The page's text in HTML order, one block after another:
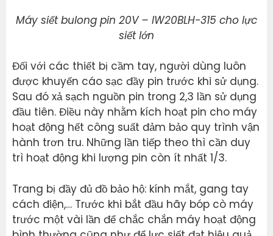
Máy siết bulong pin 20V – IW20BLH-315 cho lực
siết lớn
Đối với các thiết bị cầm tay, người dùng luôn
được khuyến cáo sạc đầy pin trước khi sử dụng.
Sau đó xả sạch nguồn pin trong 2,3 lần sử dụng
đầu tiên. Điều này nhằm kích hoạt pin cho máy
hoạt động hết công suất đảm bảo quy trình vận
hành trơn tru. Những lần tiếp theo thì cần duy
trì hoạt động khi lượng pin còn ít nhất 1/3.
Trang bị đầy đủ đồ bảo hộ: kính mắt, gang tay
cách điện,… Trước khi bắt đầu hãy bóp cò máy
trước một vài lần để chắc chắn máy hoạt động